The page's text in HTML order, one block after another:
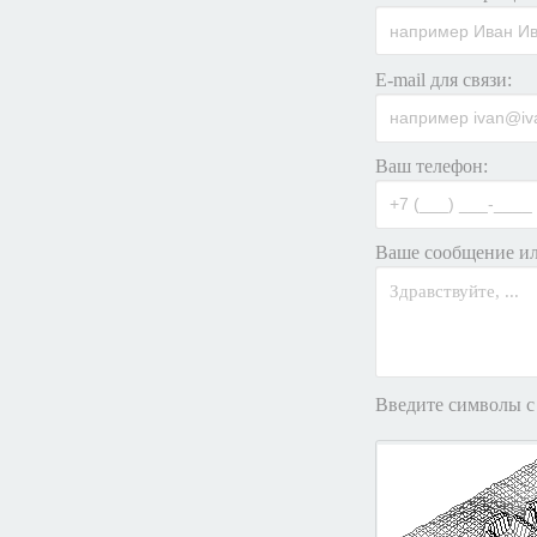
E-mail для связи:
Ваш телефон:
Ваше сообщение
Введите символы